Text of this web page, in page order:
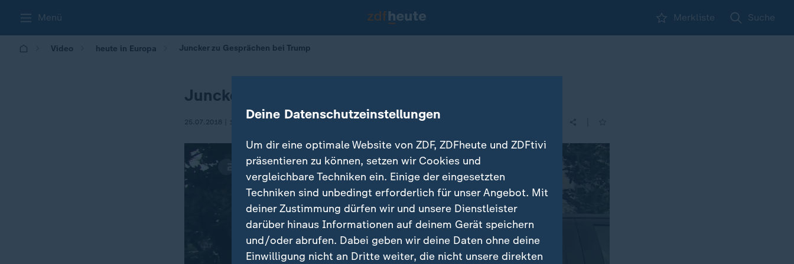
Menü Merkliste Suche
Video heute in Europa Juncker zu Gesprächen bei Trump
Juncker zu Gesprächen bei Trump
25.07.2018 | 16:00 Deine Datenschutzeinstellungen
Um dir eine optimale Website von ZDF, ZDFheute und ZDFtivi
präsentieren zu können, setzen wir Cookies und
vergleichbare Techniken ein. Einige der eingesetzten
Techniken sind unbedingt erforderlich für unser Angebot. Mit
deiner Zustimmung dürfen wir und unsere Dienstleister
darüber hinaus Informationen auf deinem Gerät speichern
und/oder abrufen. Dabei geben wir deine Daten ohne deine
Einwilligung nicht an Dritte weiter, die nicht unsere direkten